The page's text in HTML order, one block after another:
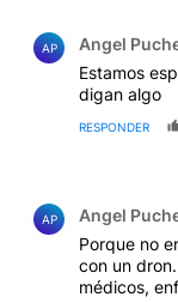
AP Angel
Estamos
digan algo
RESPONDER
AP Angel
Porque no
con un
médicos,